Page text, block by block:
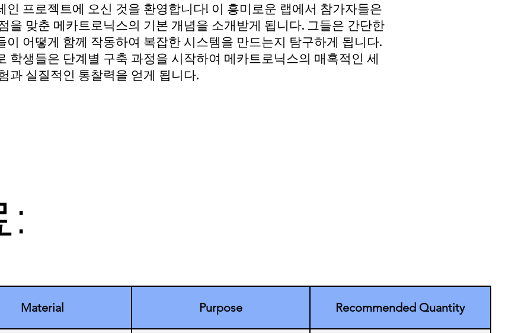
인 프로젝트에 오신 것을 환영합니다! 이 흥미로운 랩에서 참가자들은
을 맞춘 메카트로닉스의 기본 개념을 소개받게 됩니다. 그들은 간단한
이 어떻게 함께 작동하여 복잡한 시스템을 만드는지 탐구하게 됩니다.
학생들은 단계별 구축 과정을 시작하여 메카트로닉스의 매혹적인 세
과 실질적인 통찰력을 얻게 됩니다.
Material Purpose Recommended Quantity